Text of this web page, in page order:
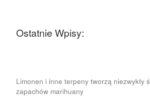
Ostatnie Wpisy:
Limonen i inne terpeny tworzą niezwykły
zapachów marihuany